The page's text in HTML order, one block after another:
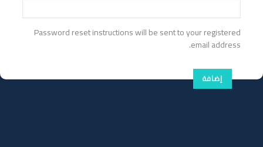
Password reset instructions will be sent to your registered
email address.